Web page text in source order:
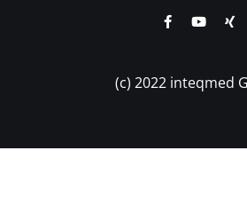
(c) 2022 inteqmed